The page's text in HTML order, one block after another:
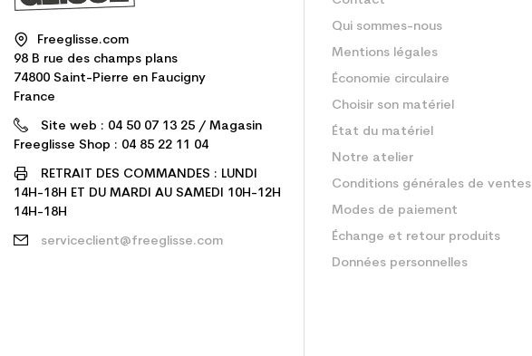
Freeglisse.com
98 B rue des champs plans
74800 Saint-Pierre en Faucigny
France
Site web : 04 50 07 13 25 / Magasin
Freeglisse Shop : 04 85 22 11 04
RETRAIT DES COMMANDES : LUNDI
14H-18H ET DU MARDI AU SAMEDI 10H-12H
14H-18H
serviceclient@freeglisse.com
Qui sommes-nous
Mentions légales
Économie circulaire
Choisir son matériel
État du matériel
Notre atelier
Conditions générales de ventes
Modes de paiement
Échange et retour produits
Données personnelles